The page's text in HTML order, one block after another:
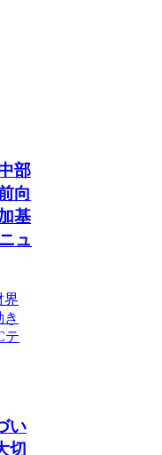
部
向
基
ュ
界
テ
い
切